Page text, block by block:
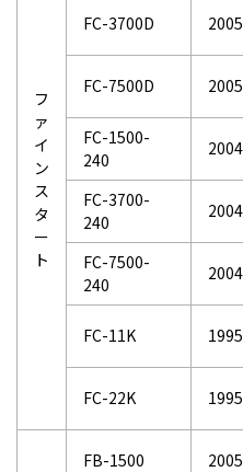
フ
ァ
イ
ン
ス
タ
ー
ト
FC-3700D
FC-7500D
FC-1500-
240
FC-3700-
240
FC-7500-
240
FC-11K
FC-22K
FB-1500